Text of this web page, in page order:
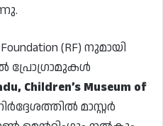
(RF) നുമായി
പ്രോഗ്രാമുകൾ
Children’s Museum of
മാസ്റ്റർ